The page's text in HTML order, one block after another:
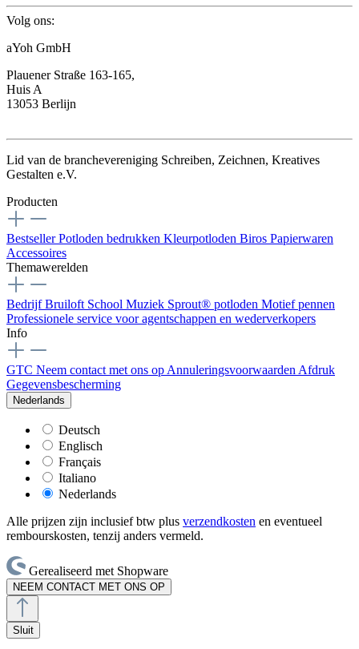
Volg ons:
aYoh GmbH
Plauener Straße 163-165,
Huis A
13053 Berlijn
Lid van de branchevereniging Schreiben, Zeichnen, Kreatives
Gestalten e.V.
Producten
BestsellerPotloden bedrukken Kleurpotloden Biros Papierwaren
Accessoires
Themawerelden
BedrijfBruiloft School Muziek Sprout® potloden Motief pennen
Professionele service voor agentschappen en wederverkopers
Info
GTC Neem contact met ons op Annuleringsvoorwaarden Afdruk
Gegevensbescherming
Nederlands
Deutsch
Englisch
Français
Italiano
Nederlands
Alle prijzen zijn inclusief btw plus verzendkosten en eventueel
rembourskosten, tenzij anders vermeld.
Gerealiseerd met Shopware
NEEM CONTACT MET ONS OP
Sluit